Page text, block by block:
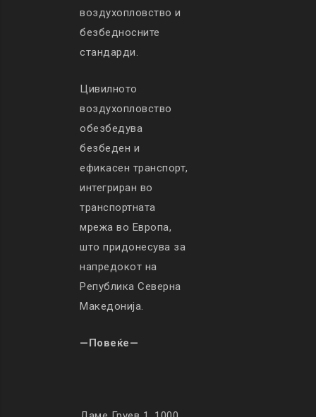
воздухопловство и
безбедносните
стандарди.
Цивилното
воздухопловство
обезбедува
безбеден и
ефикасен транспорт,
интегриран во
транспортната
мрежа во Европа,
што придонесува за
напредокот на
Република Северна
Македонија.
—Повеќе—